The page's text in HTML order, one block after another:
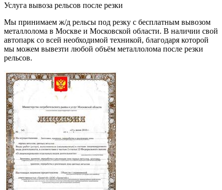
Услуга вывоза рельсов после резки
Мы принимаем ж/д рельсы под резку с бесплатным вывозом
металлолома в Москве и Московской области. В наличии свой
автопарк со всей необходимой техникой, благодаря которой
мы можем вывезти любой объём металлолома после резки
рельсов.